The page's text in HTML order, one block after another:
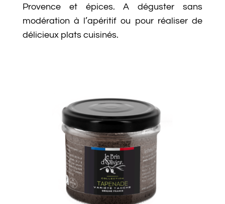
Provence et épices. A déguster sans
modération à l’apéritif ou pour réaliser de
délicieux plats cuisinés.